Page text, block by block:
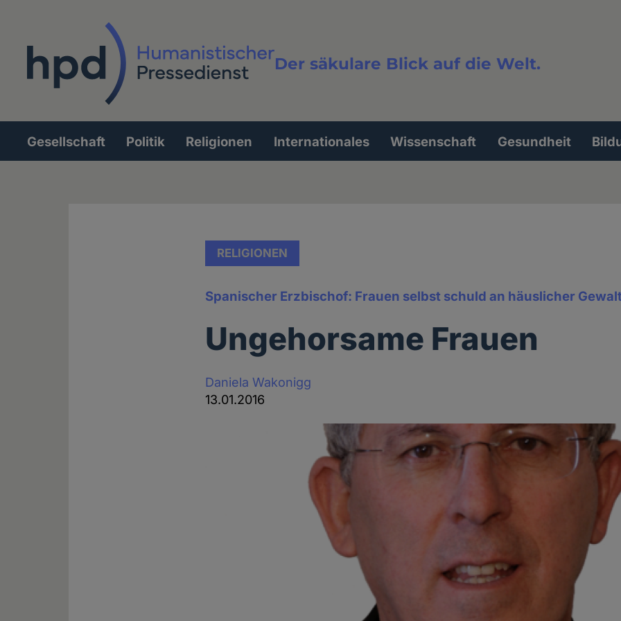
Der säkulare Blick auf die Welt.
Volltextsuche
Hauptnavigation
Gesellschaft Politik Religionen Internationales Wissenschaft Gesundheit
RELIGIONEN
Spanischer Erzbischof: Frauen selbst schuld an häuslicher
Ungehorsame Frauen
Daniela Wakonigg
13.01.2016